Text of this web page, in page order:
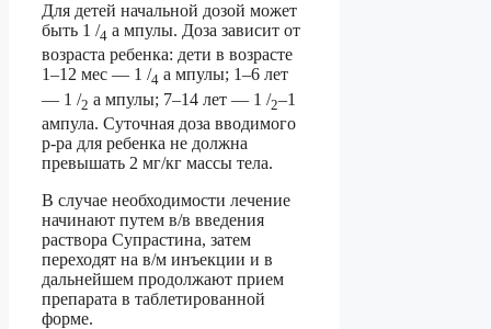
Для детей начальной дозой может
быть 1 /4 а мпулы. Доза зависит от
возраста ребенка: дети в возрасте
1–12 мес — 1 /4 а мпулы; 1–6 лет
— 1 /2 а мпулы; 7–14 лет — 1 /2–1
ампула. Суточная доза вводимого
р-ра для ребенка не должна
превышать 2 мг/кг массы тела.
В случае необходимости лечение
начинают путем в/в введения
раствора Супрастина, затем
переходят на в/м инъекции и в
дальнейшем продолжают прием
препарата в таблетированной
форме.